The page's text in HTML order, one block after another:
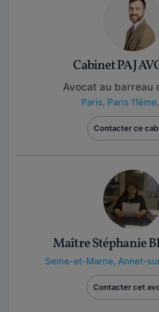
Cabinet PAJ
Avocat au barreau
Paris, Paris
Contacter ce
Maître Stéphanie
Seine-et-Marne, Annet-
Contacter cet